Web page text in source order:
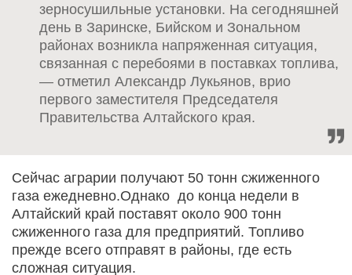
зерносушильные установки. На сегодняшней
день в Заринске, Бийском и Зональном
районах возникла напряженная ситуация,
связанная с перебоями в поставках топлива,
— отметил Александр Лукьянов, врио
первого заместителя Председателя
Правительства Алтайского края.
Сейчас аграрии получают 50 тонн сжиженного
газа ежедневно.Однако до конца недели в
Алтайский край поставят около 900 тонн
сжиженного газа для предприятий. Топливо
прежде всего отправят в районы, где есть
сложная ситуация.